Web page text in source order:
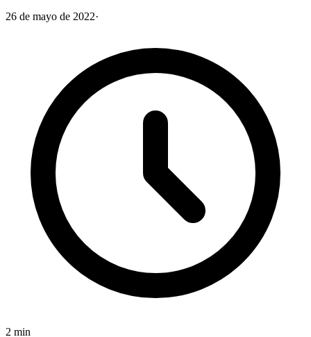
26 de mayo de 2022·
2 min